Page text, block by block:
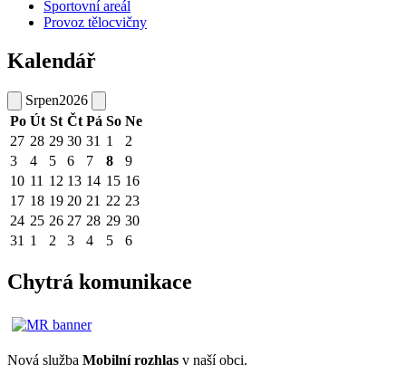
Sportovní areál
Provoz tělocvičny
Kalendář
Srpen2026
Po Út St Čt Pá So Ne
27 28 29 30 31 1
2
3
4 5 6 7 8
9
10 11 12 13 14 15 16
17 18 19 20 21 22 23
24 25 26 27 28 29 30
31 1 2 3 4 5 6
Chytrá komunikace
Nová služba Mobilní rozhlas v naší obci.